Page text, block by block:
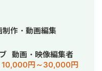
人 ※運用しているショ
数値になります 【自
東京都 大学：青山学院
会社 船井総合研究所
ト（RPA導入・EC構
seminar/
制作・動画編集
動画・映像編集者
10,000円～30,000円